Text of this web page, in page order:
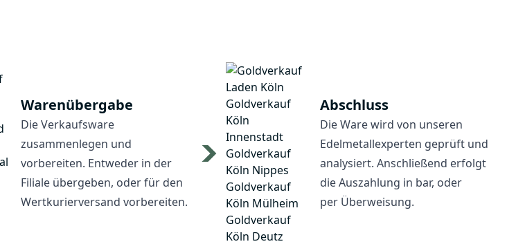
Warenübergabe
Die Verkaufsware
zusammenlegen und
vorbereiten. Entweder in der
Filiale übergeben, oder für den
Wertkurierversand vorbereiten.
Abschluss
Die Ware wird von unseren
Edelmetallexperten geprüft und
analysiert. Anschließend erfolgt
die Auszahlung in bar, oder
per Überweisung.